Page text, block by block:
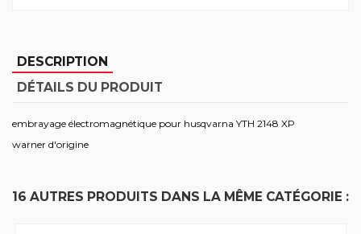
DESCRIPTION
DÉTAILS DU PRODUIT
embrayage électromagnétique pour husqvarna YTH 2148 XP
warner d'origine
16 AUTRES PRODUITS DANS LA MÊME CATÉGORIE :